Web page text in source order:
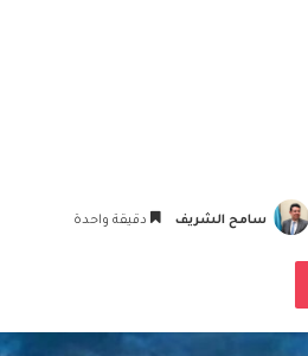
سامح الشريف دقيقة واحدة